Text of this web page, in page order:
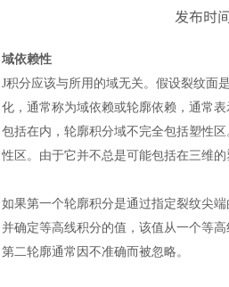
发布时
域依赖性
J积分应该与所用的域无关。假设裂纹面
化，通常称为域依赖或轮廓依赖，通常
包括在内，轮廓积分域不完全包括塑性
性区。由于它并不总是可能包括在三维
如果第一个轮廓积分是通过指定裂纹尖
并确定等高线积分的值，该值从一个等
第二轮廓通常因不准确而被忽略。